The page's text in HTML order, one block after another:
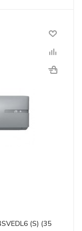
(S) (35